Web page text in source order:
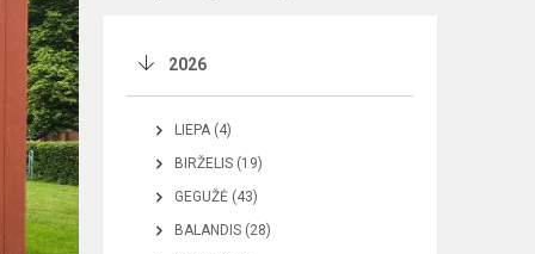
2026
LIEPA (4)
BIRŽELIS (19)
GEGUŽĖ (43)
BALANDIS (28)